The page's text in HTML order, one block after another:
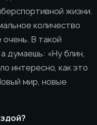
жизни.
количество
В такой
думаешь: «Ну блин,
интересно, как это
мир, новые